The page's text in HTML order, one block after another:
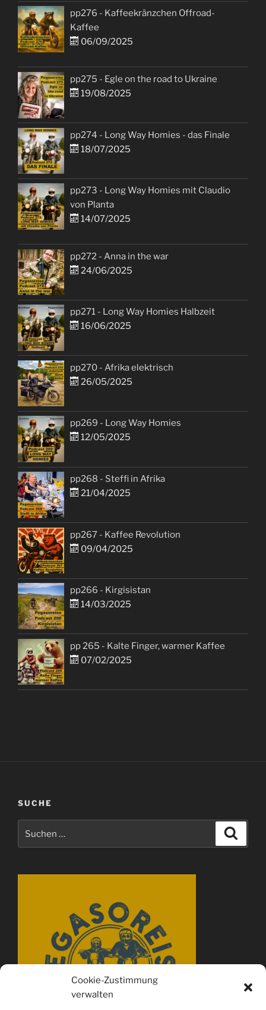
Cookie-Zustimmung
verwalten
pp276 - Kaffeekränzchen Offroad-
Kaffee
06/09/2025
pp275 - Egle on the road to Ukraine
19/08/2025
pp274 - Long Way Homies - das Finale
18/07/2025
pp273 - Long Way Homies mit Claudio
von Planta
14/07/2025
pp272 - Anna in the war
24/06/2025
pp271 - Long Way Homies Halbzeit
16/06/2025
pp270 - Afrika elektrisch
26/05/2025
pp269 - Long Way Homies
12/05/2025
pp268 - Steffi in Afrika
21/04/2025
pp267 - Kaffee Revolution
09/04/2025
pp266 - Kirgisistan
14/03/2025
pp 265 - Kalte Finger, warmer Kaffee
07/02/2025
SUCHE